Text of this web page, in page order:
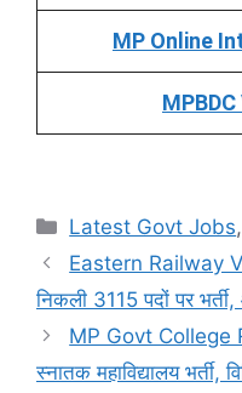
MP Online
Categories
Latest Govt Jobs,
Eastern Railway
निकली 3115 पदों पर
MP Govt College
स्नातक महाविद्यालय भर्ती,